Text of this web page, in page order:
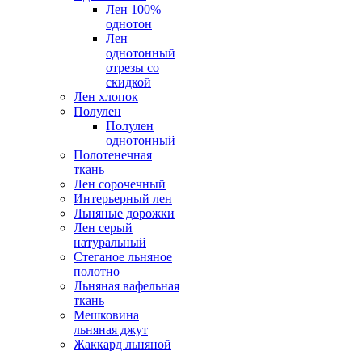
Лен 100%
однотон
Лен
однотонный
отрезы со
скидкой
Лен хлопок
Полулен
Полулен
однотонный
Полотенечная
ткань
Лен сорочечный
Интерьерный лен
Льняные дорожки
Лен серый
натуральный
Стеганое льняное
полотно
Льняная вафельная
ткань
Мешковина
льняная джут
Жаккард льняной